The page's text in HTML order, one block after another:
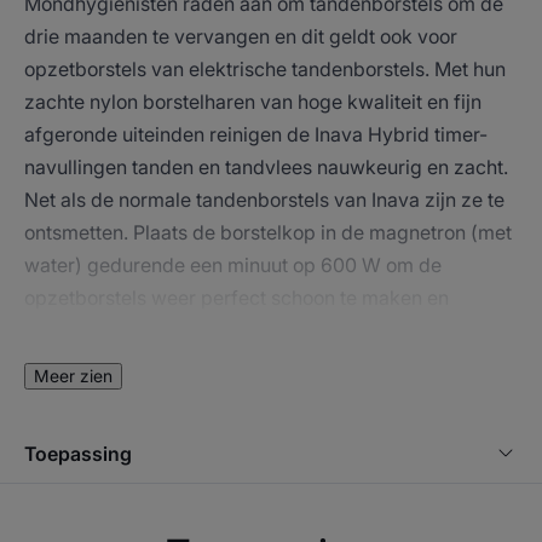
drie maanden te vervangen en dit geldt ook voor
opzetborstels van elektrische tandenborstels. Met hun
zachte nylon borstelharen van hoge kwaliteit en fijn
afgeronde uiteinden reinigen de Inava Hybrid timer-
navullingen tanden en tandvlees nauwkeurig en zacht.
Net als de normale tandenborstels van Inava zijn ze te
ontsmetten. Plaats de borstelkop in de magnetron (met
water) gedurende een minuut op 600 W om de
aanwezig zijn te verwijderen².
Verkrijgbaar in drie maten: borstels voor gevoelige
einde), 15/100° Extrazachte borstels, 20/100° Zachte
Meer zien
Toepassing